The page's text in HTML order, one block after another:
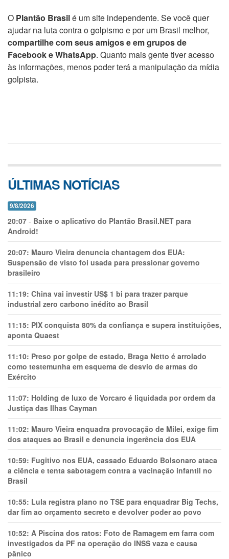
O Plantão Brasilé um site independente. Se você quer
ajudar na luta contra o golpismo e por um Brasil melhor,
compartilhe com seus amigos e em grupos de
Facebook e WhatsApp. Quanto mais gente tiver acesso
às informações, menos poder terá a manipulação da mídia
golpista.
ÚLTIMAS NOTÍCIAS
9/8/2026
20:07 - Baixe o aplicativo do Plantão Brasil.NET para
Android!
20:07: Mauro Vieira denuncia chantagem dos EUA:
Suspensão de visto foi usada para pressionar governo
brasileiro
11:19: China vai investir US$ 1 bi para trazer parque
industrial zero carbono inédito ao Brasil
11:15: PIX conquista 80% da confiança e supera instituições,
aponta Quaest
11:10: Preso por golpe de estado, Braga Netto é arrolado
como testemunha em esquema de desvio de armas do
Exército
11:07: Holding de luxo de Vorcaro é liquidada por ordem da
Justiça das Ilhas Cayman
11:02: Mauro Vieira enquadra provocação de Milei, exige fim
dos ataques ao Brasil e denuncia ingerência dos EUA
10:59: Fugitivo nos EUA, cassado Eduardo Bolsonaro ataca
a ciência e tenta sabotagem contra a vacinação infantil no
Brasil
10:55: Lula registra plano no TSE para enquadrar Big Techs,
dar fim ao orçamento secreto e devolver poder ao povo
10:52: A Piscina dos ratos: Foto de Ramagem em farra com
investigados da PF na operação do INSS vaza e causa
pânico